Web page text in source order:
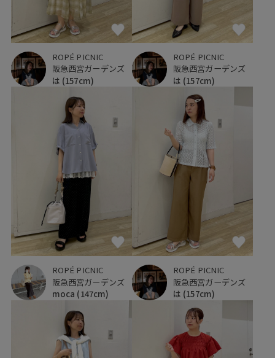
ROPÉ PICNIC
阪急西宮ガーデンズ
は (157cm)
ROPÉ PICNIC
阪急西宮ガーデンズ
は (157cm)
ROPÉ PICNIC
阪急西宮ガーデンズ
moca (147cm)
ROPÉ PICNIC
阪急西宮ガーデンズ
は (157cm)